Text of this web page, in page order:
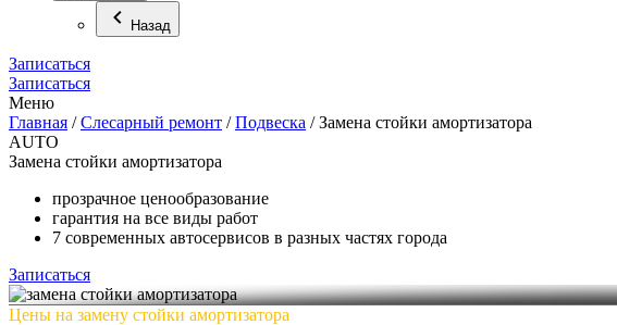
Назад
Записаться
Записаться
Меню
Главная /Слесарный ремонт /Подвеска /Замена стойки амортизатора
AUTO
Замена стойки амортизатора
прозрачное ценообразование
гарантия на все виды работ
7 современных автосервисов в разных частях города
Записаться
Цены на замену стойки амортизатора